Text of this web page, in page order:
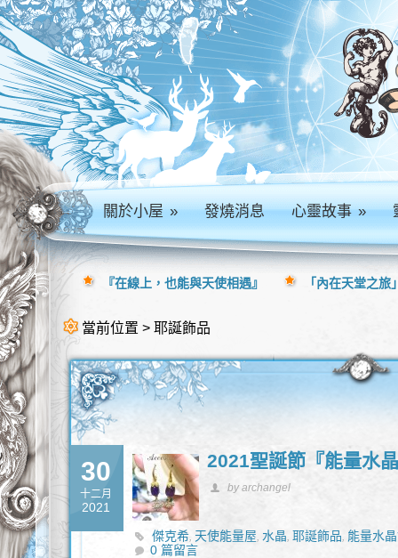
關於小屋» 發燒消息 心靈故事»
當前位置 > 耶誕飾品
30
十二月
2021
2021聖誕節『能量水
by archangel
傑克希, 天使能量屋,水晶,耶誕飾品, 能量水
0 篇留言
『在線上，也能與天使相遇』 「內在天堂之